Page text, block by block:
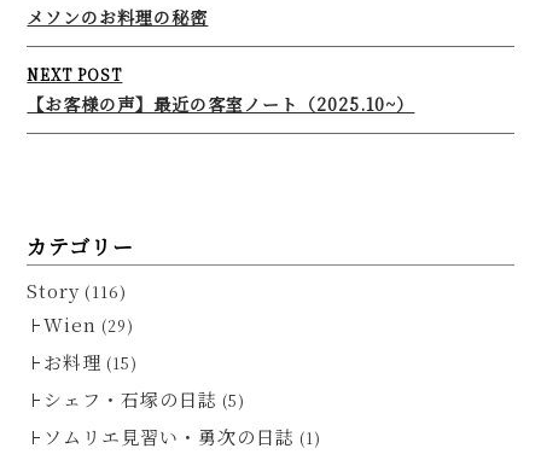
navigation
メソンのお料理の秘密
NEXT POST
【お客様の声】最近の客室ノート（2025.10~）
カテゴリー
Story (116)
Wien (29)
お料理 (15)
シェフ・石塚の日誌 (5)
ソムリエ見習い・勇次の日誌 (1)